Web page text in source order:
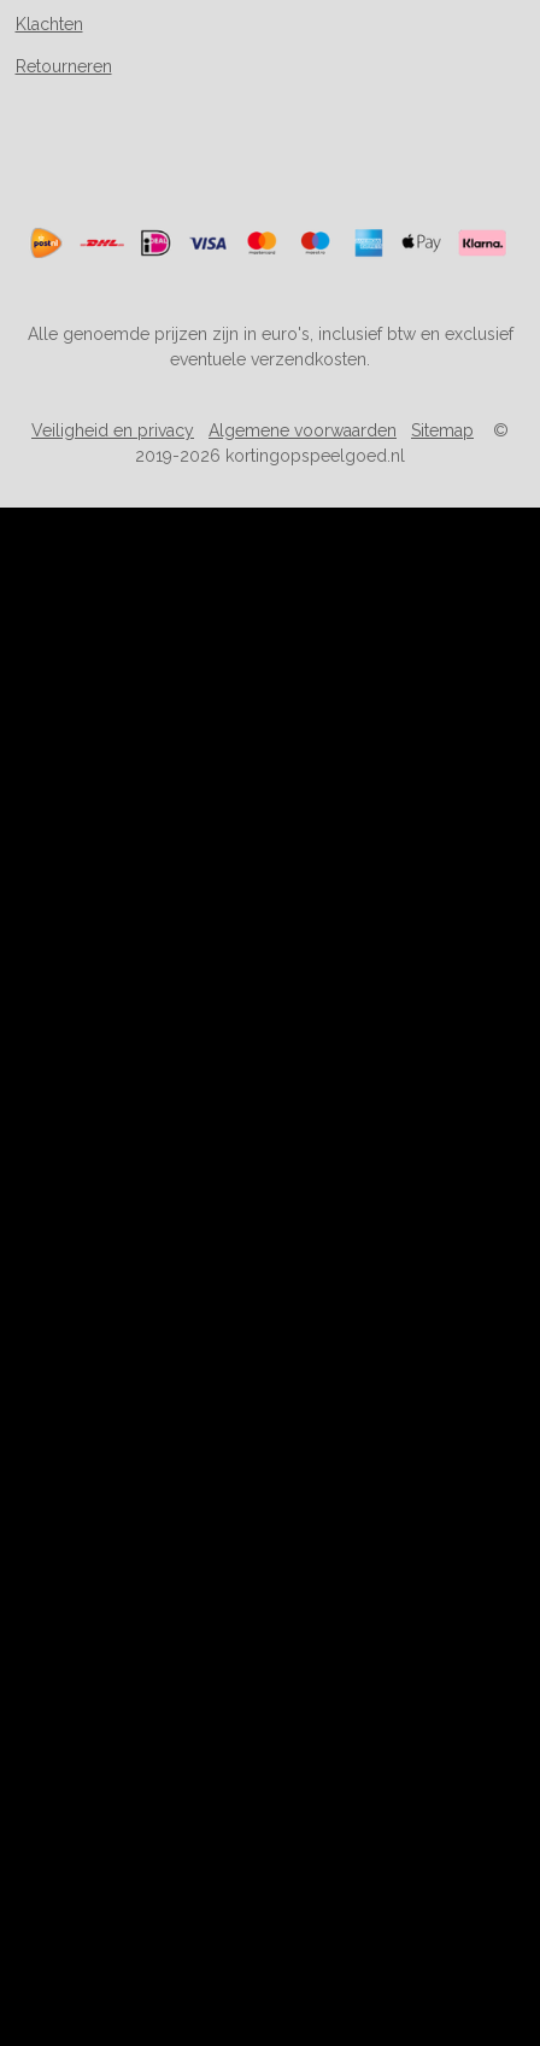
Klachten
Retourneren
Alle genoemde prijzen zijn in euro's, inclusief btw en exclusief
eventuele verzendkosten.
Veiligheid en privacy Algemene voorwaarden Sitemap ©
2019-2026 kortingopspeelgoed.nl